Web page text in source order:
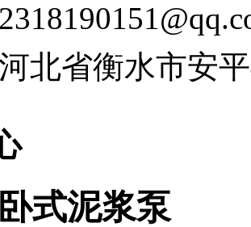
北省衡水市安
式泥浆泵